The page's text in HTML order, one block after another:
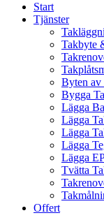
Start
Tjänster
Takbyte
Byten av
Bygga
Lägga
Lägga
Lägga
Lägga
Lägga
Tvätta
Offert